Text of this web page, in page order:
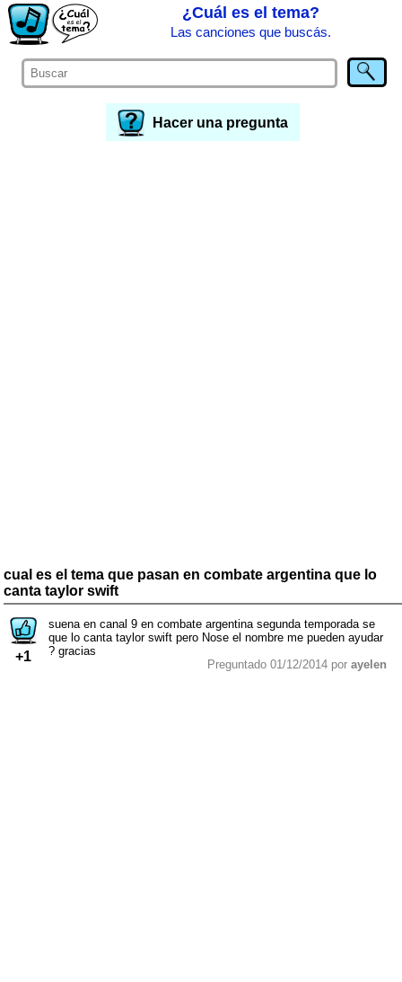
¿Cuál es el tema?
Las canciones que buscás.
Hacer una pregunta
cual es el tema que pasan en combate argentina que lo
canta taylor swift
+1
suena en canal 9 en combate argentina segunda temporada se
que lo canta taylor swift pero Nose el nombre me pueden ayudar
? gracias
Preguntado 01/12/2014 por ayelen